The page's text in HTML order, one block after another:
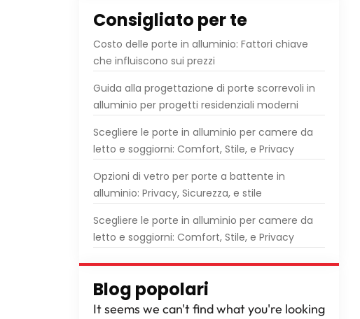
Consigliato per te
Costo delle porte in alluminio: Fattori chiave
che influiscono sui prezzi
Guida alla progettazione di porte scorrevoli in
alluminio per progetti residenziali moderni
Scegliere le porte in alluminio per camere da
letto e soggiorni: Comfort, Stile, e Privacy
Opzioni di vetro per porte a battente in
alluminio: Privacy, Sicurezza, e stile
Scegliere le porte in alluminio per camere da
letto e soggiorni: Comfort, Stile, e Privacy
Blog popolari
It seems we can't find what you're looking